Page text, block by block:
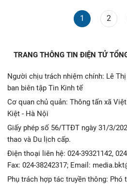
1 2
TRANG THÔNG TIN ĐIỆN TỬ
Người chịu trách nhiệm chính: Lê
ban biên tập Tin Kinh tế
Cơ quan chủ quản: Thông tấn xã
Kiệt - Hà Nội
Giấy phép số 56/TTĐT ngày 31/3/
thao và Du lịch cấp.
Điện thoại liên hệ: 024-39321142,
Fax: 024-38242317; Email:
Phụ trách hợp tác truyền thông: